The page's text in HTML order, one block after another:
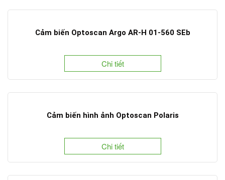
Cảm biến Optoscan Argo AR-H 01-560 SEb
Chi tiết
Cảm biến hình ảnh Optoscan Polaris
Chi tiết